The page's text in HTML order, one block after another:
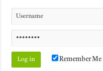
Remember Me